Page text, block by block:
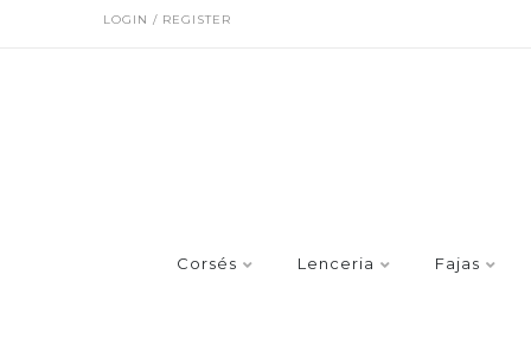
LOGIN / REGISTER
Corsés Lenceria Fajas